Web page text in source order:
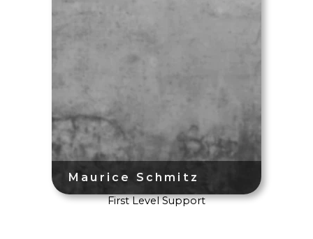
First Level Support